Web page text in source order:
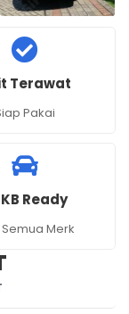
Terawat
Pakai
Ready
Merk